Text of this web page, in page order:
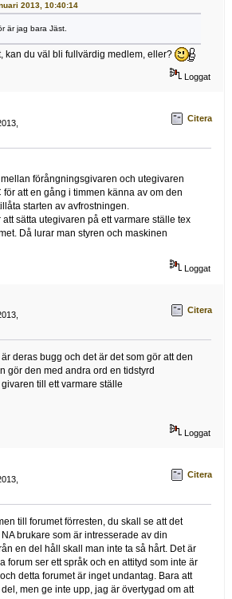
2013, 10:40:14
är jag bara Jäst.
kan du väl bli fullvärdig medlem, eller?
Loggat
Citera
mellan förångningsgivaren och utegivaren
att en gång i timmen känna av om den
starten av avfrostningen.
sätta utegivaren på ett varmare ställe tex
Då lurar man styren och maskinen
Loggat
Citera
deras bugg och det är det som gör att den
gör den med andra ord en tidstyrd
till ett varmare ställe
Loggat
Citera
till forumet förresten, du skall se att det
brukare som är intresserade av din
en del håll skall man inte ta så hårt. Det är
forum ser ett språk och en attityd som inte är
detta forumet är inget undantag. Bara att
men ge inte upp, jag är övertygad om att